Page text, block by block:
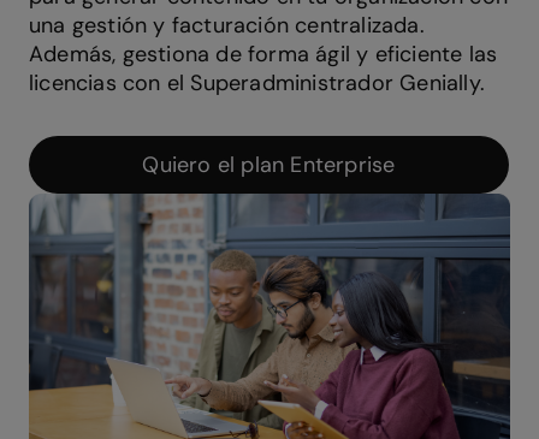
una gestión y facturación centralizada.
Además, gestiona de forma ágil y eficiente las
licencias con el Superadministrador Genially.
Quiero el plan Enterprise